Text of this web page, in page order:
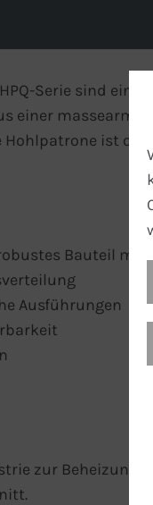
Serie sind
einer massearmen
Hohlpatrone ist
Bauteil mit
Ausführungen
zur Beheizung